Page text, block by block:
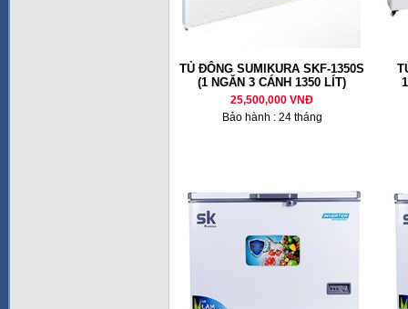
TỦ ĐÔNG SUMIKURA SKF-1350S
(1 NGĂN 3 CÁNH 1350 LÍT)
25,500,000 VNĐ
Bảo hành : 24 tháng